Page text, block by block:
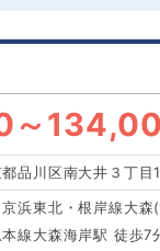
～
品川区南大井３丁目
京浜東北・根岸線大
線大森海岸駅 徒歩7